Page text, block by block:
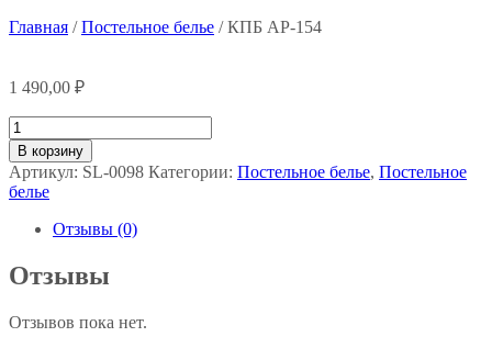
Главная /Постельное белье / КПБ AP-154
1 490,00 ₽
Количество
товара
КПБ
AP-
154
В корзину
Артикул: SL-0098 Категории: Постельное белье, Постельное
белье
Отзывы (0)
Отзывы
Отзывов пока нет.